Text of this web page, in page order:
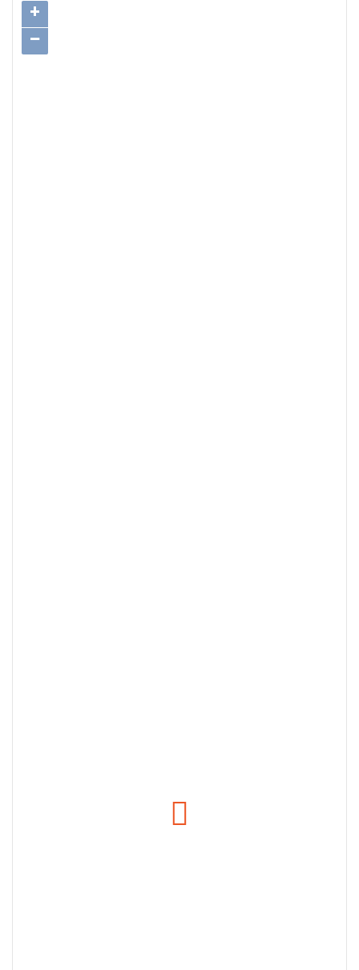
+
−